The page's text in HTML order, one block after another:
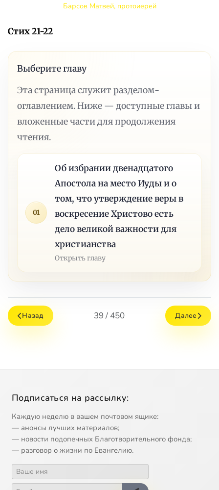
Барсов Матвей, протоиерей
Стих 21-22
Выберите главу
Эта страница служит разделом-
оглавлением. Ниже — доступные главы и
вложенные части для продолжения
чтения.
01
Об избрании двенадцатого
Апостола на место Иуды и о
том, что утверждение веры в
воскресение Христово есть
дело великой важности для
христианства
Открыть главу
Назад 39 / 450 Далее
Подписаться на рассылку:
Каждую неделю в вашем почтовом ящике:
— анонсы лучших материалов;
— новости подопечных Благотворительного фонда;
— разговор о жизни по Евангелию.